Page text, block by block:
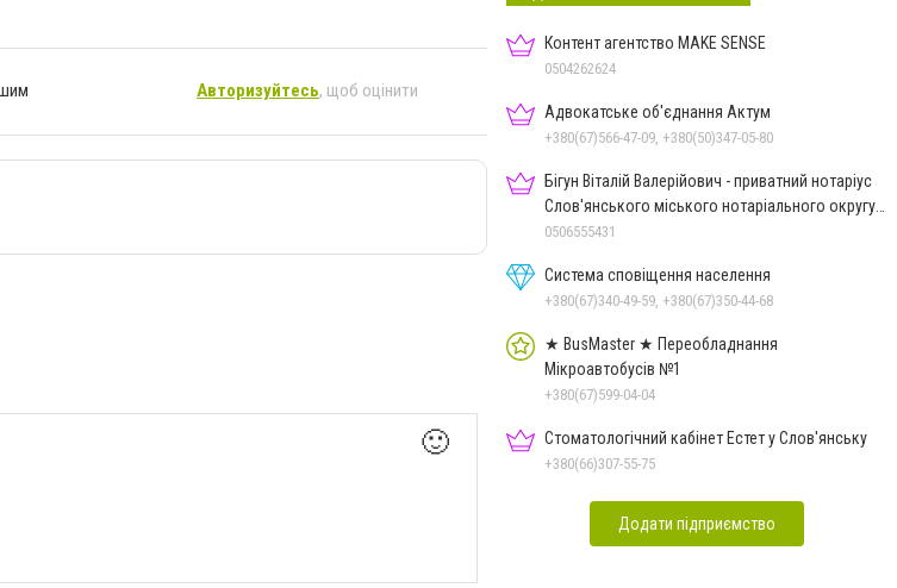
Авторизуйтесь, щоб оцінити
🙂
Контент агентство MAKE SENSE
0504262624
Адвокатське об'єднання Актум
+380(67)566-47-09, +380(50)347-05-80
Бігун Віталій Валерійович - приватний нотаріус
Слов'янського міського нотаріального округу
Дон.обл.
0506555431
Система сповіщення населення
+380(67)340-49-59, +380(67)350-44-68
★ BusMaster ★ Переобладнання
Мікроавтобусів №1
+380(67)599-04-04
Стоматологічний кабінет Естет у Слов'янську
+380(66)307-55-75
Додати підприємство